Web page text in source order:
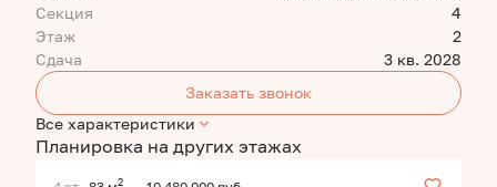
Секция
4
Этаж
2
Сдача
3 кв. 2028
Заказать звонок
Все характеристики
Планировка на других этажах
2